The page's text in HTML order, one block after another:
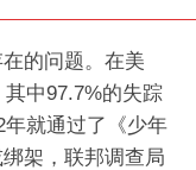
的问题。在美
中97.7%的失踪
年就通过了《少年
架，联邦调查局